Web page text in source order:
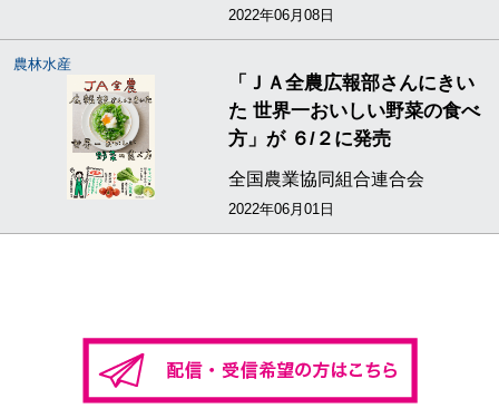
2022年06月08日
農林水産
「ＪＡ全農広報部さんにきい
た 世界一おいしい野菜の食べ
方」が ６/２に発売
全国農業協同組合連合会
2022年06月01日